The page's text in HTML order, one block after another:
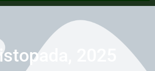
2025